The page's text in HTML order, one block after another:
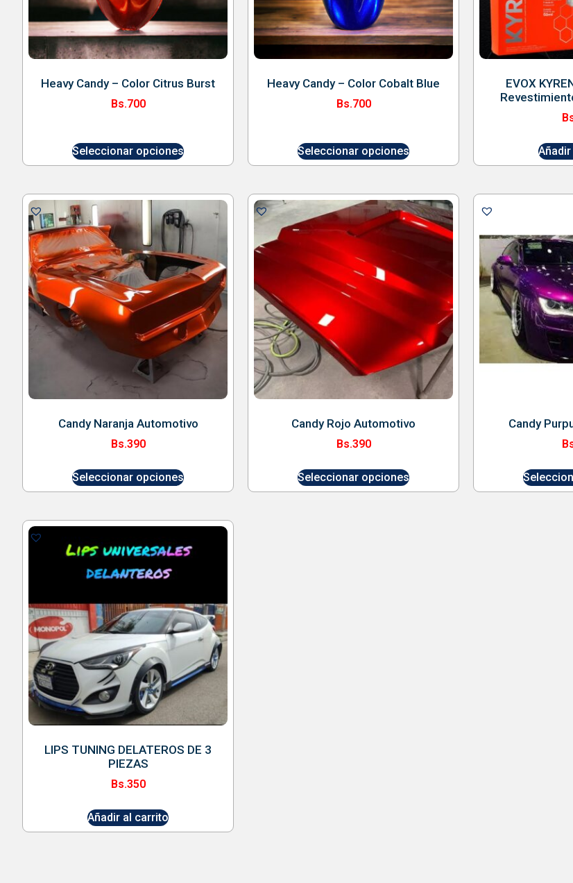
Heavy Candy – Color Citrus Burst
Bs.700
Seleccionar opciones
Heavy Candy – Color Cobalt Blue
Bs.700
Seleccionar opciones
EVOX
Candy Naranja Automotivo
Bs.390
Seleccionar opciones
Candy Rojo Automotivo
Bs.390
Seleccionar opciones
Candy
LIPS TUNING DELATEROS DE 3
PIEZAS
Bs.350
Añadir al carrito